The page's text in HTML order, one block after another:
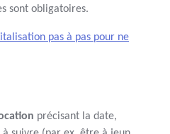
sont obligatoires.
pas à pas pour ne
précisant la date,